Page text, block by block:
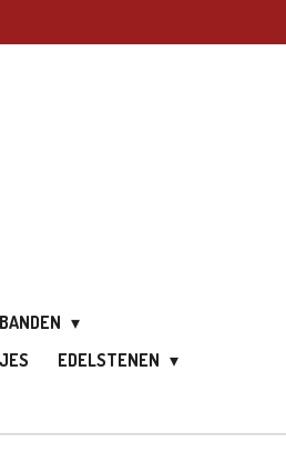
EDELSTENEN